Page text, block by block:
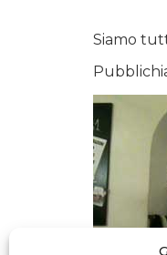
Siamo